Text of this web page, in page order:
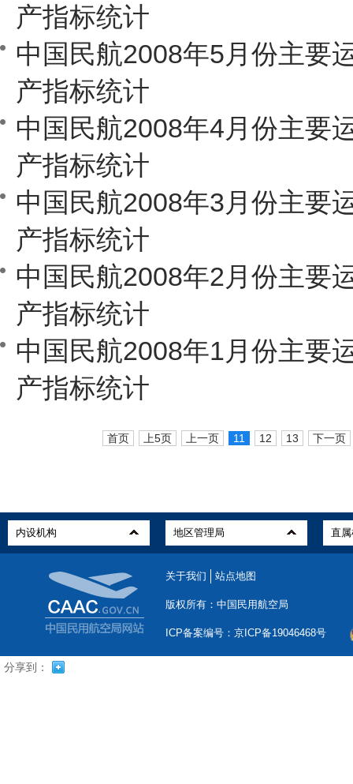
产指标统计
中国民航2008年5月份主要
产指标统计
中国民航2008年4月份主要
产指标统计
中国民航2008年3月份主要
产指标统计
中国民航2008年2月份主要
产指标统计
中国民航2008年1月份主要
产指标统计
首页 上5页 上一页 11 12 13 下一页
关于我们 站点地图
版权所有：中国民用航空局
ICP备案编号：京ICP备19046468号
分享到：